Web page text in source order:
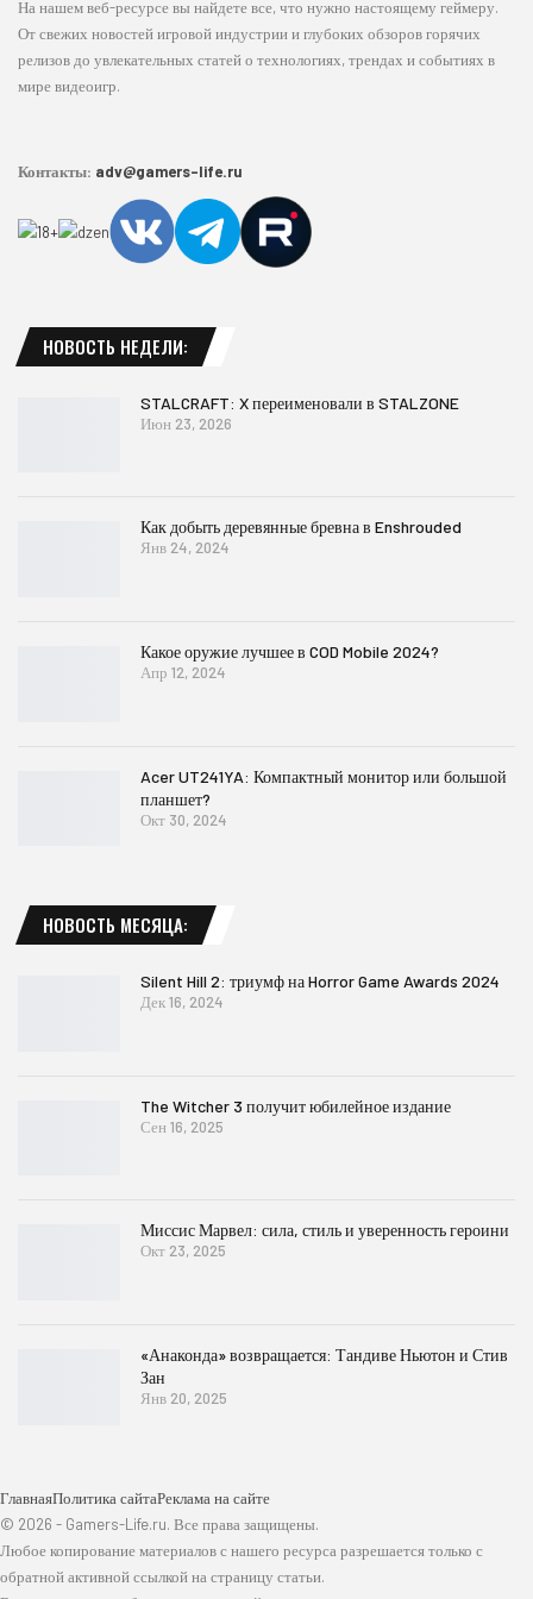
На нашем веб-ресурсе вы найдете все, что нужно настоящему геймеру.
От свежих новостей игровой индустрии и глубоких обзоров горячих
релизов до увлекательных статей о технологиях, трендах и событиях в
мире видеоигр.
Контакты: adv@gamers-life.ru
НОВОСТЬ НЕДЕЛИ:
STALCRAFT: X переименовали в STALZONE
Июн 23, 2026
Как добыть деревянные бревна в Enshrouded
Янв 24, 2024
Какое оружие лучшее в COD Mobile 2024?
Апр 12, 2024
Acer UT241YA: Компактный монитор или большой
планшет?
Окт 30, 2024
НОВОСТЬ МЕСЯЦА:
Silent Hill 2: триумф на Horror Game Awards 2024
Дек 16, 2024
The Witcher 3 получит юбилейное издание
Сен 16, 2025
Миссис Марвел: сила, стиль и уверенность героини
Окт 23, 2025
«Анаконда» возвращается: Тандиве Ньютон и Стив
Зан
Янв 20, 2025
ГлавнаяПолитика сайтаРеклама на сайте
© 2026 - Gamers-Life.ru. Все права защищены.
Любое копирование материалов с нашего ресурса разрешается только с
обратной активной ссылкой на страницу статьи.